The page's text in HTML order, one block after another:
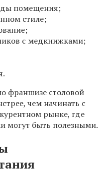
помещения;
стиле;
с медкнижками;
франшизе столовой
чем начинать с
рынке, где
могут быть полезными.